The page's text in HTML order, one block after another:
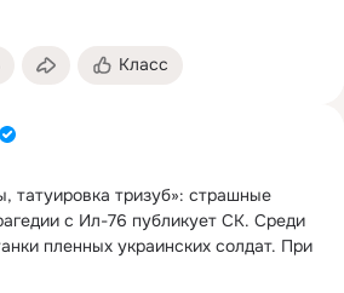
Класс
татуировка тризуб»: страшные
с Ил-76 публикует СК. Среди
пленных украинских солдат. При